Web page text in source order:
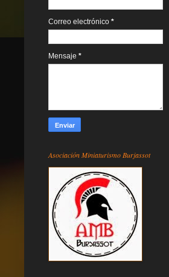
Correo electrónico *
Mensaje *
Asociación Miniaturismo Burjassot